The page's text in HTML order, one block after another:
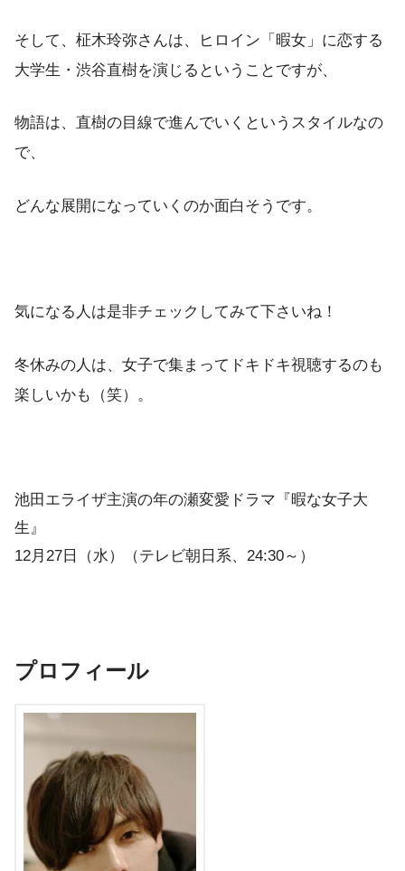
そして、柾木玲弥さんは、ヒロイン「暇女」に恋する
大学生・渋谷直樹を演じるということですが、
物語は、直樹の目線で進んでいくというスタイルなの
で、
どんな展開になっていくのか面白そうです。
気になる人は是非チェックしてみて下さいね！
冬休みの人は、女子で集まってドキドキ視聴するのも
楽しいかも（笑）。
池田エライザ主演の年の瀬変愛ドラマ『暇な女子大
生』
12月27日（水）（テレビ朝日系、24:30～）
プロフィール